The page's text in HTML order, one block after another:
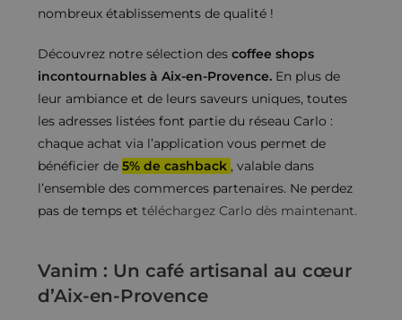
nombreux établissements de qualité !
Découvrez notre sélection descoffee shops
incontournables à Aix-en-Provence. En plus de
leur ambiance et de leurs saveurs uniques, toutes
les adresses listées font partie du réseau Carlo :
chaque achat via l’application vous permet de
bénéficier de5% de cashback , valable dans
l’ensemble des commerces partenaires. Ne perdez
pas de temps ettéléchargez Carlo dès maintenant.
Vanim : Un café artisanal au cœur
d’Aix-en-Provence